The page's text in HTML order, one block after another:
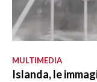
MULTIMEDIA
Islanda, le